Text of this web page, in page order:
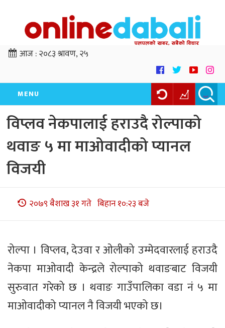
आज :२०८३ श्रावण, २५
MENU
विप्लव नेकपालाई हराउदै रोल्पाको
थवाङ ५ मा माओवादीको प्यानल
विजयी
२०७९ बैशाख ३१ गते बिहान १०:२३ बजे
रोल्पा । विप्लव, देउवा र ओलीको उम्मेदवारलाई हराउदै
नेकपा माओवादी केन्द्रले रोल्पाको थवाङबाट विजयी
सुरुवात गरेको छ । थवाङ गाउँपालिका वडा नं ५ मा
माओवादीको प्यानल नै विजयी भएको छ।